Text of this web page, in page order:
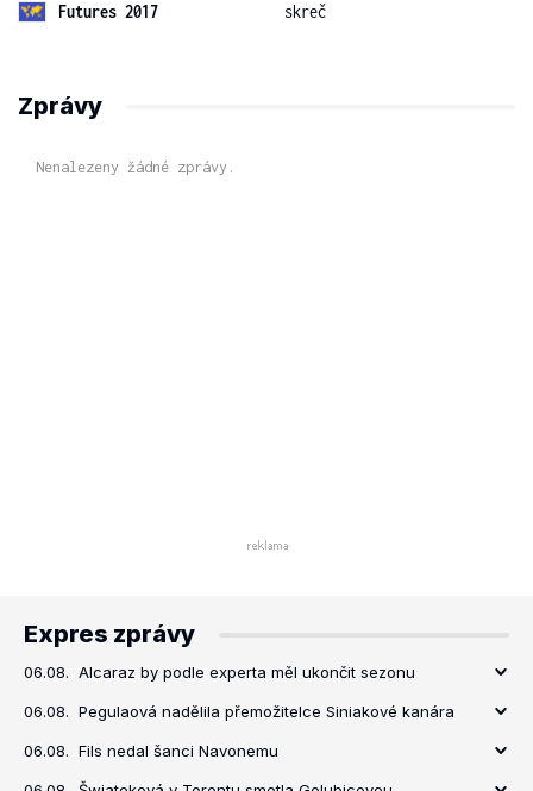
Futures 2017
skreč
Zprávy
Nenalezeny žádné zprávy.
Expres zprávy
06.08. Alcaraz by podle experta měl ukončit sezonu
06.08. Pegulaová nadělila přemožitelce Siniakové kanára
06.08. Fils nedal šanci Navonemu